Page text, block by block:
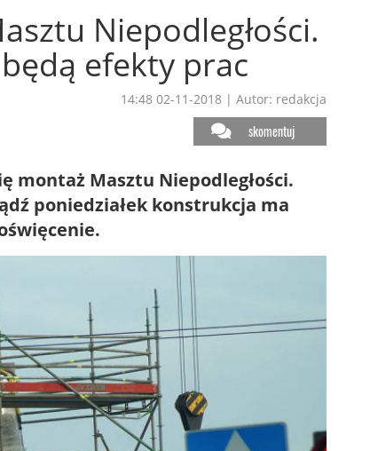
Niepodległości.
efekty prac
14:48 02-11-2018 | Autor: redakcja
skomentuj
montaż Masztu Niepodległości.
poniedziałek konstrukcja ma